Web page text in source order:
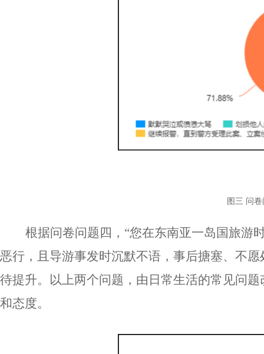
图三 问
根据问卷问题四， “您在东南亚一岛国旅游
恶行，且导游事发时沉默不语，事后搪塞、不
待提升。以上两个问题，由日常生活的常见问
和态度。